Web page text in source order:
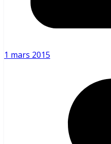
1 mars 2015